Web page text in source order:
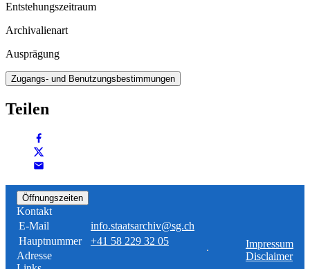
Entstehungszeitraum
Archivalienart
Ausprägung
Zugangs- und Benutzungsbestimmungen
Teilen
Öffnungszeiten
Kontakt
E-Mail
info.staatsarchiv@sg.ch
Hauptnummer
+41 58 229 32 05
Adresse
Impressum
Disclaimer